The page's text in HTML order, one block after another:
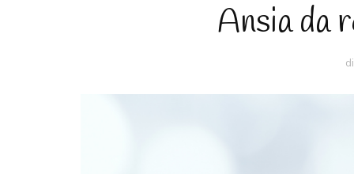
DOVE LAVORO
Ansia da
di